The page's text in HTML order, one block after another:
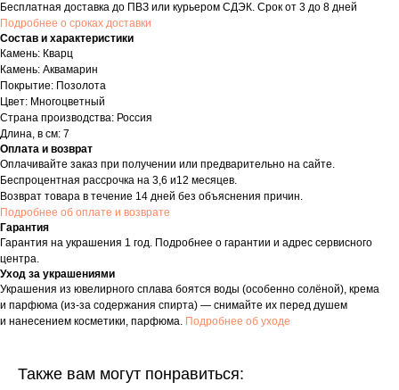
Бесплатная доставка до ПВЗ или курьером СДЭК. Срок от 3 до 8 дней
Подробнее о сроках доставки
Состав и характеристики
Камень: Кварц
Камень: Аквамарин
Покрытие: Позолота
Цвет: Многоцветный
Страна производства: Россия
Длина, в см: 7
Оплата и возврат
Оплачивайте заказ при получении или предварительно на сайте.
Беспроцентная рассрочка на 3,6 и12 месяцев.
Возврат товара в течение 14 дней без объяснения причин.
Подробнее об оплате и возврате
Гарантия
Гарантия на украшения 1 год. Подробнее о гарантии и адрес сервисного
центра.
Уход за украшениями
Украшения из ювелирного сплава боятся воды (особенно солёной), крема
и парфюма (из-за содержания спирта) — снимайте их перед душем
и нанесением косметики, парфюма. Подробнее об уходе
Также вам могут понравиться: